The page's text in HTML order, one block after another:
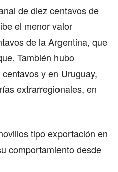
de diez centavos de
el menor valor
de la Argentina, que
También hubo
y en Uruguay,
extrarregionales, en
tipo exportación en
comportamiento desde